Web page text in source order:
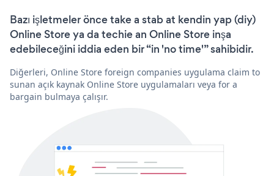
Bazı işletmeler önce take a stab at kendin yap (diy)
Online Store ya da techie an Online Store inşa
edebileceğini iddia eden bir “in 'no time'” sahibidir.
Diğerleri, Online Store foreign companies uygulama claim to
sunan açık kaynak Online Store uygulamaları veya for a
bargain bulmaya çalışır.